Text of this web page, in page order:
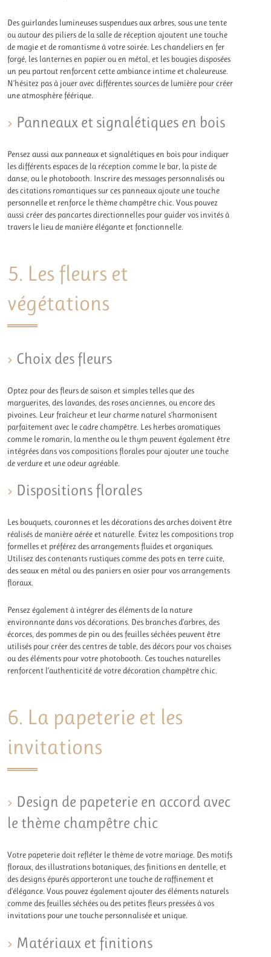
Des guirlandes lumineuses suspendues aux arbres, sous une tente
ou autour des piliers de la salle de réception ajoutent une touche
de magie et de romantisme à votre soirée. Les chandeliers en fer
forgé, les lanternes en papier ou en métal, et les bougies disposées
un peu partout renforcent cette ambiance intime et chaleureuse.
N’hésitez pas à jouer avec différentes sources de lumière pour créer
une atmosphère féérique.
Panneaux et signalétiques en bois
Pensez aussi aux panneaux et signalétiques en bois pour indiquer
les différents espaces de la réception comme le bar, la piste de
danse, ou le photobooth. Inscrire des messages personnalisés ou
des citations romantiques sur ces panneaux ajoute une touche
personnelle et renforce le thème champêtre chic. Vous pouvez
aussi créer des pancartes directionnelles pour guider vos invités à
travers le lieu de manière élégante et fonctionnelle.
5. Les fleurs et
végétations
Choix des fleurs
Optez pour des fleurs de saison et simples telles que des
marguerites, des lavandes, des roses anciennes, ou encore des
pivoines. Leur fraîcheur et leur charme naturel s’harmonisent
parfaitement avec le cadre champêtre. Les herbes aromatiques
comme le romarin, la menthe ou le thym peuvent également être
intégrées dans vos compositions florales pour ajouter une touche
de verdure et une odeur agréable.
Dispositions florales
Les bouquets, couronnes et les décorations des arches doivent être
réalisés de manière aérée et naturelle. Évitez les compositions trop
formelles et préférez des arrangements fluides et organiques.
Utilisez des contenants rustiques comme des pots en terre cuite,
des seaux en métal ou des paniers en osier pour vos arrangements
floraux.
Pensez également à intégrer des éléments de la nature
environnante dans vos décorations. Des branches d’arbres, des
écorces, des pommes de pin ou des feuilles séchées peuvent être
utilisés pour créer des centres de table, des décors pour vos chaises
ou des éléments pour votre photobooth. Ces touches naturelles
renforcent l’authenticité de votre décoration champêtre chic.
6. La papeterie et les
invitations
Design de papeterie en accord avec
le thème champêtre chic
Votre papeterie doit refléter le thème de votre mariage. Des motifs
floraux, des illustrations botaniques, des finitions en dentelle, et
des designs épurés apporteront une touche de raffinement et
d’élégance. Vous pouvez également ajouter des éléments naturels
comme des feuilles séchées ou des petites fleurs pressées à vos
invitations pour une touche personnalisée et unique.
Matériaux et finitions